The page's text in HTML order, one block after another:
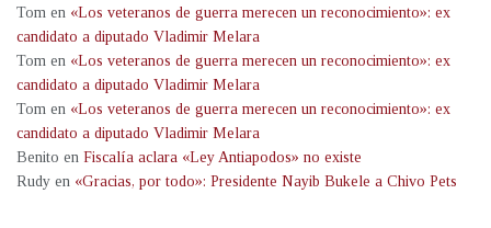
Tom en «Los veteranos de guerra merecen un reconocimiento»: ex
candidato a diputado Vladimir Melara
Tom en «Los veteranos de guerra merecen un reconocimiento»: ex
candidato a diputado Vladimir Melara
Tom en «Los veteranos de guerra merecen un reconocimiento»: ex
candidato a diputado Vladimir Melara
Benito en Fiscalía aclara «Ley Antiapodos» no existe
Rudy en «Gracias, por todo»: Presidente Nayib Bukele a Chivo Pets